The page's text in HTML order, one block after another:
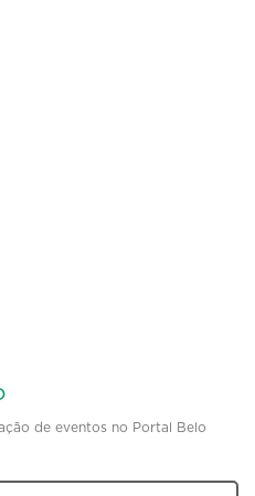
de eventos no Portal Belo